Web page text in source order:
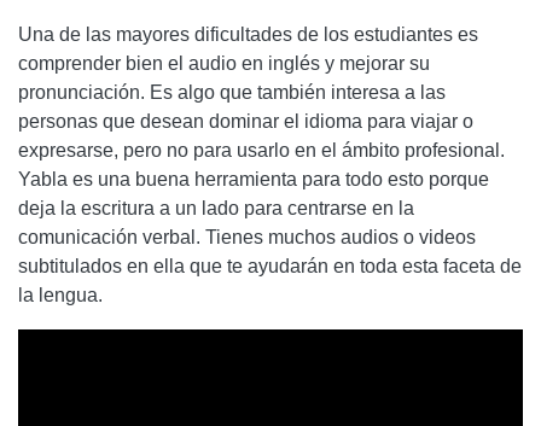
Una de las mayores dificultades de los estudiantes es
comprender bien el audio en inglés y mejorar su
pronunciación. Es algo que también interesa a las
personas que desean dominar el idioma para viajar o
expresarse, pero no para usarlo en el ámbito profesional.
Yabla es una buena herramienta para todo esto porque
deja la escritura a un lado para centrarse en la
comunicación verbal. Tienes muchos audios o videos
subtitulados en ella que te ayudarán en toda esta faceta de
la lengua.